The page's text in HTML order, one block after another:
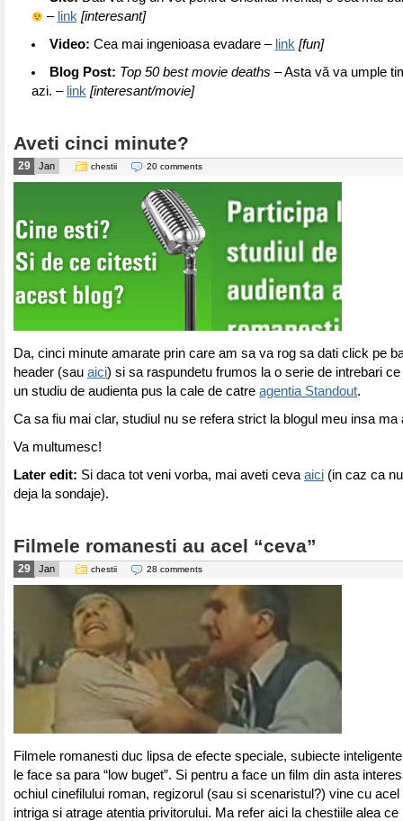
– link [interesant]
Video: Cea mai ingenioasa evadare – link [fun]
Blog Post: Top 50 best movie deaths – Asta vă va umple
azi. – link [interesant/movie]
Aveti cinci minute?
29 Jan chestii 20 comments
Da, cinci minute amarate prin care am sa va rog sa dati click pe
header (sau aici) si sa raspundetu frumos la o serie de intrebari
un studiu de audienta pus la cale de catre agentia Standout.
Ca sa fiu mai clar, studiul nu se refera strict la blogul meu insa
Va multumesc!
Later edit: Si daca tot veni vorba, mai aveti ceva aici (in caz ca
deja la sondaje).
Filmele romanesti au acel “ceva”
29 Jan chestii 28 comments
Filmele romanesti duc lipsa de efecte speciale, subiecte
le face sa para “low buget”. Si pentru a face un film din asta
ochiul cinefilului roman, regizorul (sau si scenaristul?) vine cu acel
intriga si atrage atentia privitorului. Ma refer aici la chestiile alea